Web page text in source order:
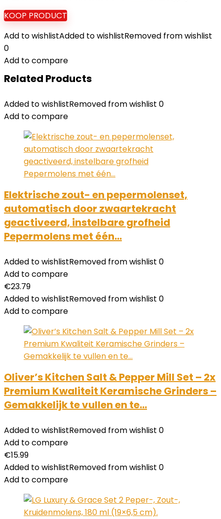
KOOP PRODUCT
Add to wishlistAdded to wishlistRemoved from wishlist
0
Add to compare
Related Products
Added to wishlistRemoved from wishlist 0
Add to compare
Elektrische zout- en pepermolenset,
automatisch door zwaartekracht
geactiveerd, instelbare grofheid
Pepermolens met één…
Added to wishlistRemoved from wishlist 0
Add to compare
€23.79
Added to wishlistRemoved from wishlist 0
Add to compare
Oliver’s Kitchen Salt & Pepper Mill Set – 2x
Premium Kwaliteit Keramische Grinders –
Gemakkelijk te vullen en te…
Added to wishlistRemoved from wishlist 0
Add to compare
€15.99
Added to wishlistRemoved from wishlist 0
Add to compare